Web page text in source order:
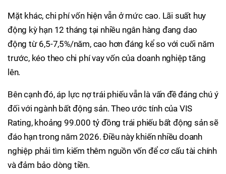
Mặt khác, chi phí vốn hiện vẫn ở mức cao. Lãi suất huy
động kỳ hạn 12 tháng tại nhiều ngân hàng đang dao
động từ 6,5-7,5%/năm, cao hơn đáng kể so với cuối năm
trước, kéo theo chi phí vay vốn của doanh nghiệp tăng
lên.
Bên cạnh đó, áp lực nợ trái phiếu vẫn là vấn đề đáng chú ý
đối với ngành bất động sản. Theo ước tính của VIS
Rating, khoảng 99.000 tỷ đồng trái phiếu bất động sản sẽ
đáo hạn trong năm 2026. Điều này khiến nhiều doanh
nghiệp phải tìm kiếm thêm nguồn vốn để cơ cấu tài chính
và đảm bảo dòng tiền.